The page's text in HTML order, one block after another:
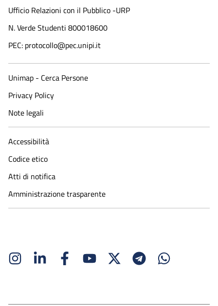
Ufficio Relazioni con il Pubblico -URP
N. Verde Studenti 800018600​
PEC: protocollo@pec.unipi.it
Unimap - Cerca Persone
Privacy Policy
Note legali
Accessibilità
Codice etico
Atti di notifica
Amministrazione trasparente